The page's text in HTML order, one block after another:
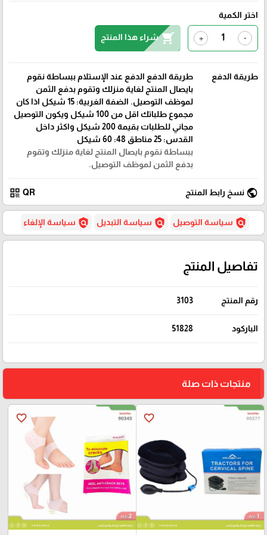
اختر الكمية
-
+
shopping_cartشراء هذا المنتج
طريقة الدفع
طريقة الدفع الدفع عند الإستلام ببساطة نقوم
بايصال المنتج لغاية منزلك وتقوم بدفع الثمن
لموظف التوصيل. الضفة الغربية: 15 شيكل اذا كان
مجموع طلباتك اقل من 100 شيكل ويكون التوصيل
مجاني للطلبات بقيمة 200 شيكل واكثر داخل
القدس: 25 مناطق 48: 60 شيكل
ببساطة نقوم بايصال المنتج لغاية منزلك وتقوم
بدفع الثمن لموظف التوصيل.
public نسخ رابط المنتج QR
qr_code
policy سياسة التوصيل policy سياسة التبديل policy سياسة الإلغاء
تفاصيل المنتج
رقم المنتج 3103
الباركود 51828
منتجات ذات صلة
favorite_border
favorite_border